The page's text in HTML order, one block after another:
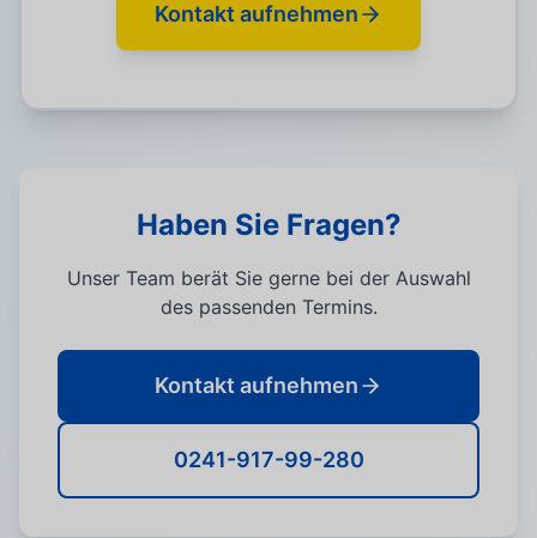
Kontakt aufnehmen
Haben Sie Fragen?
Unser Team berät Sie gerne bei der Auswahl
des passenden Termins.
Kontakt aufnehmen
0241-917-99-280